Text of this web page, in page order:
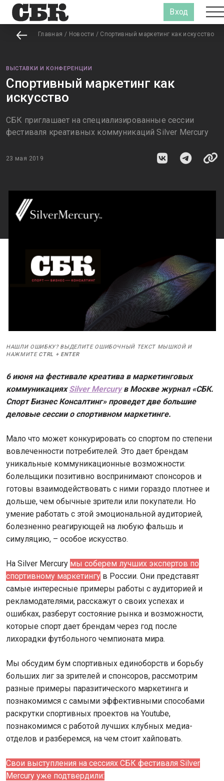
Вход
Главная / Новости / Спортивный маркетинг как искусство
ВЫСТАВКИ И КОНФЕРЕНЦИИ
Спортивный маркетинг как
искусство
СБК приглашает на специализированные сессии
фестиваля креативных коммуникаций Silver Mercury
23 мая 2019
НАШЛИ ОШИБКУ? ВЫДЕЛИТЕ ОШИБОЧНЫЙ ТЕКСТ МЫШКОЙ И
НАЖМИТЕ CTRL + ENTER
6 июня на фестивале креатива в маркетинговых
коммуникацияхSilver Mercuryв Москве журнал «СБК.
Спорт Бизнес Консалтинг» проведет две большие
деловые сессии о спортивном маркетинге.
Мало что может конкурировать со спортом по степени
вовлеченности потребителей. Это дает брендам
уникальные коммуникационные возможности:
болельщики позитивно воспринимают спонсоров и
готовы взаимодействовать с ними гораздо плотнее и
дольше, чем обычные зрители или покупатели. Но
умение работать с этой эмоциональной аудиторией,
болезненно реагирующей на любую фальшь и
симуляцию, – особое искусство.
На Silver Mercury мы соберем лучших экспертов по
спортивному маркетингу в России. Они представят
самые интересные примеры работы с аудиторией и
рекламодателями, расскажут о своих успехах и
ошибках, разберут состояние рынка и возможности,
которые спорт дает брендам через год после
лихорадки футбольного чемпионата мира.
Мы обсудим бум спортивных единоборств и борьбу
больших лиг за зрителей и спонсоров, рассмотрим
разные примеры паразитического маркетинга и
познакомимся с самыми эффективными способами
раскрутки спортивных проектов на Youtube,
познакомимся с работой лучших клубных медиа-
отделов и разберемся, на чем стоит хайповать.
Свои выступления на сессиях СБК фестиваля Silver
Mercury уже подтвердили: